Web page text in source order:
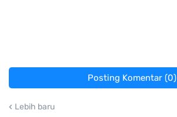
Posting Komentar (0)
Lebih baru